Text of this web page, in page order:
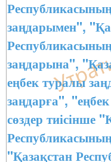
заңдарымен",
заңдарына",
еңбек туралы
заңдарға",
сөздер тиісінше
"Қазақстан